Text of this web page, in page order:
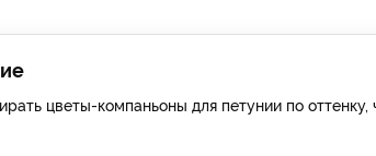
цветы-компаньоны для петунии по